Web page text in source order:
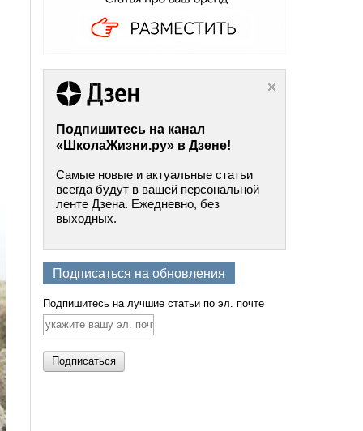
Подпишитесь на канал
«ШколаЖизни.ру» в Дзене!
Самые новые и актуальные статьи
всегда будут в вашей персональной
ленте Дзена. Ежедневно, без
выходных.
Подписаться на обновления
Подпишитесь на лучшие статьи по эл. почте